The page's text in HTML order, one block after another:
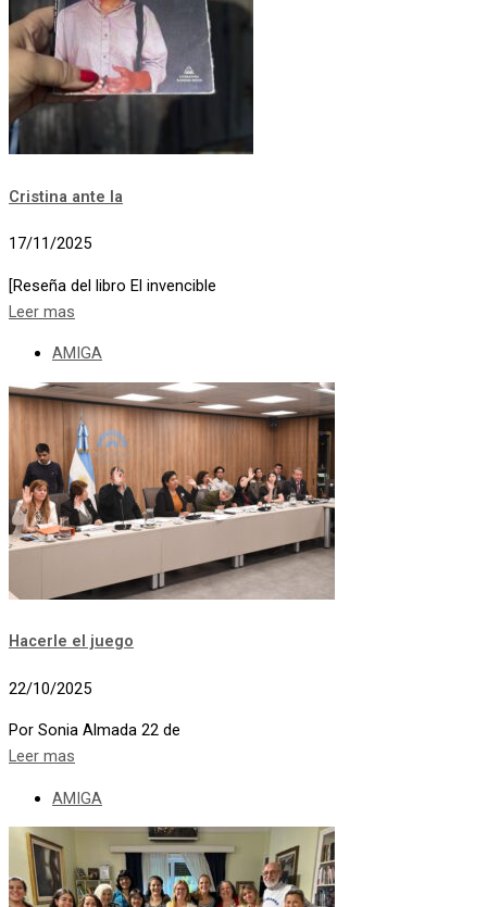
Cristina ante la
17/11/2025
[Reseña del libro El invencible
Leer mas
AMIGA
Hacerle el juego
22/10/2025
Por Sonia Almada 22 de
Leer mas
AMIGA